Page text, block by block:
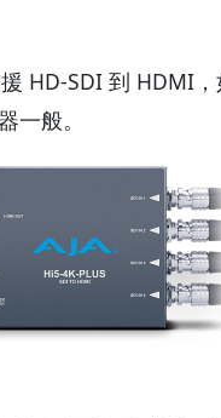
HD-SDI 到 HDMI，
一般。